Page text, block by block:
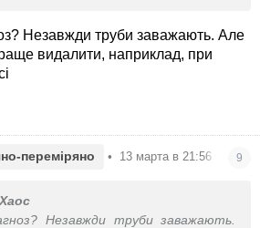
не залишу. Я вже робила і лапару, і
Все це безкінечно. Рентген труб.
Це все не має сенсу. А в своєму
чомусь спустошення.
Незавжди труби заважають. Але
видалити, наприклад, при
переміряно • 13 марта в 21:56 9
Незавжди труби заважають.